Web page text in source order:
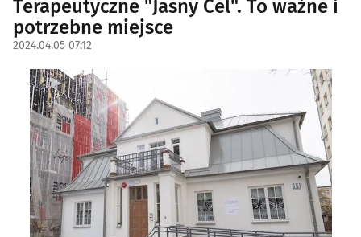
Terapeutyczne "Jasny Cel". To ważne i
potrzebne miejsce
2024.04.05 07:12